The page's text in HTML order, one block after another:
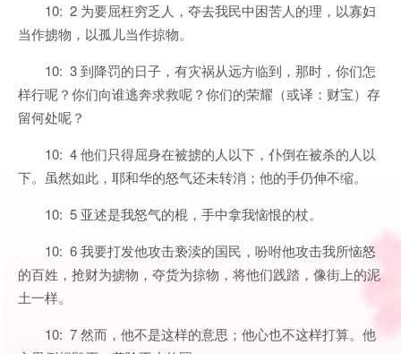
10: 2 为要屈枉穷乏人，夺去我民中困苦人的理，以寡妇
当作掳物，以孤儿当作掠物。
10: 3 到降罚的日子，有灾祸从远方临到，那时，你们怎
样行呢？你们向谁逃奔求救呢？你们的荣耀（或译：财宝）存
留何处呢？
10: 4 他们只得屈身在被掳的人以下，仆倒在被杀的人以
下。虽然如此，耶和华的怒气还未转消；他的手仍伸不缩。
10: 5 亚述是我怒气的棍，手中拿我恼恨的杖。
10: 6 我要打发他攻击亵渎的国民，吩咐他攻击我所恼怒
的百姓，抢财为掳物，夺货为掠物，将他们践踏，像街上的泥
土一样。
10: 7 然而，他不是这样的意思；他心也不这样打算。他